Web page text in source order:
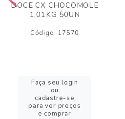
DOCE CX CHOCOMOLE
1,01KG 50UN
Código: 17570
Faça seu login
ou
cadastre-se
para ver preços
e comprar